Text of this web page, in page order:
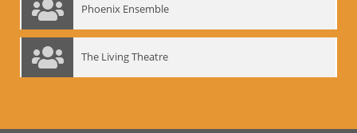
Phoenix Ensemble
The Living Theatre